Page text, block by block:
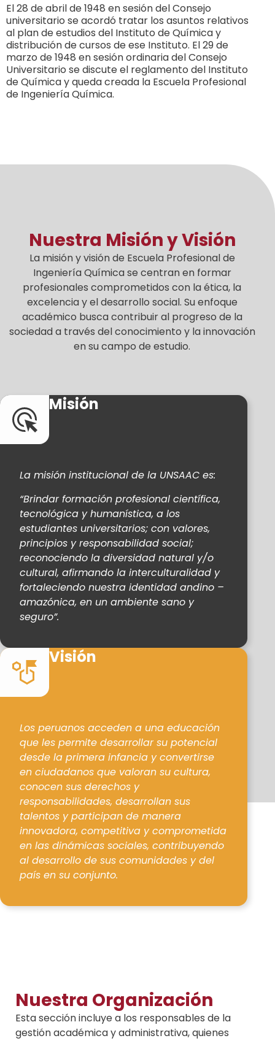
El 28 de abril de 1948 en sesión del Consejo
universitario se acordó tratar los asuntos relativos
al plan de estudios del Instituto de Química y
distribución de cursos de ese Instituto. El 29 de
marzo de 1948 en sesión ordinaria del Consejo
Universitario se discute el reglamento del Instituto
de Química y queda creada la Escuela Profesional
de Ingeniería Química.
Nuestra Misión y Visión
La misión y visión de Escuela Profesional de
Ingeniería Química se centran en formar
profesionales comprometidos con la ética, la
excelencia y el desarrollo social. Su enfoque
académico busca contribuir al progreso de la
sociedad a través del conocimiento y la innovación
en su campo de estudio.
Misión
La misión institucional de la UNSAAC es:
“Brindar formación profesional científica,
tecnológica y humanística, a los
estudiantes universitarios; con valores,
principios y responsabilidad social;
reconociendo la diversidad natural y/o
cultural, afirmando la interculturalidad y
fortaleciendo nuestra identidad andino –
amazónica, en un ambiente sano y
seguro”.
Visión
Los peruanos acceden a una educación
que les permite desarrollar su potencial
desde la primera infancia y convertirse
en ciudadanos que valoran su cultura,
conocen sus derechos y
responsabilidades, desarrollan sus
talentos y participan de manera
innovadora, competitiva y comprometida
en las dinámicas sociales, contribuyendo
al desarrollo de sus comunidades y del
país en su conjunto.
Nuestra Organización
Esta sección incluye a los responsables de la
gestión académica y administrativa, quienes